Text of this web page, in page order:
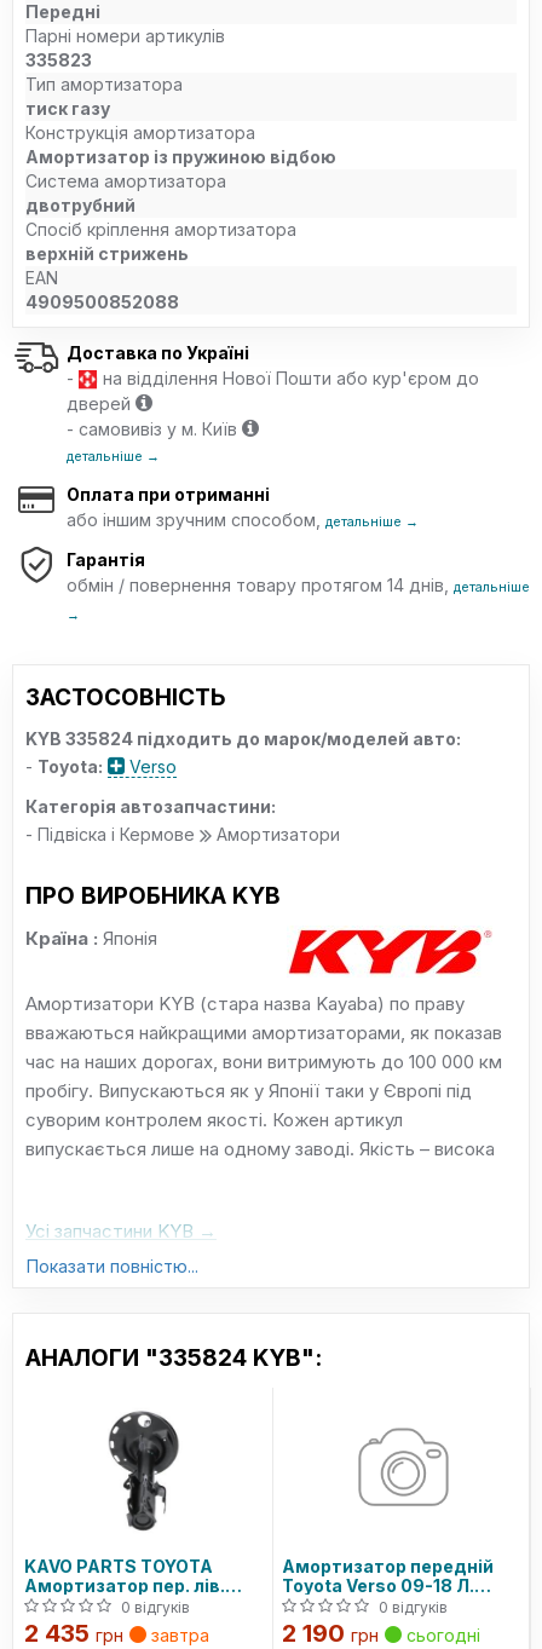
Передні
Парні номери артикулів
335823
Тип амортизатора
тиск газу
Конструкція амортизатора
Амортизатор із пружиною відбою
Система амортизатора
двотрубний
Спосіб кріплення амортизатора
верхній стрижень
EAN
4909500852088
Доставка по Україні
-
на відділення Нової Пошти або кур'єром до
дверей
- самовивіз у м. Київ
детальніше →
Оплата при отриманні
або іншим зручним способом,
детальніше →
Гарантія
обмін / повернення товару протягом 14 днів,
детальніше
→
ЗАСТОСОВНІСТЬ
KYB 335824 підходить до марок/моделей авто:
- Toyota:
Verso
Категорія автозапчастини:
- Підвіска і Кермове
Амортизатори
ПРО ВИРОБНИКА KYB
Країна : Японія
Амортизатори KYB (стара назва Kayaba) по праву
вважаються найкращими амортизаторами, як показав
час на наших дорогах, вони витримують до 100 000 км
пробігу. Випускаються як у Японії таки у Європі під
суворим контролем якості. Кожен артикул
випускається лише на одному заводі. Якість – висока
Усі запчастини KYB →
Показати повністю...
АНАЛОГИ "335824 KYB":
KAVO PARTS TOYOTA
Амортизатор пер. лів.
Verso 1,6D-2,2D 09-
0 відгуків
2 435 грн завтра
Амортизатор передній
Toyota Verso 09-18 Л.
(газ.)
0 відгуків
2 190 грн сьогодні